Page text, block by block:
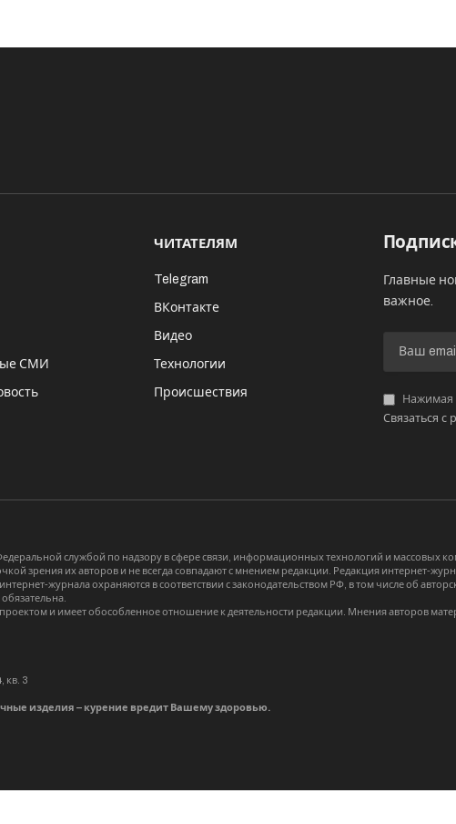
СМИ
ЧИТАТЕЛЯМ
Telegram
ВКонтакте
Видео
Технологии
Происшествия
Главные
важное.
Нажимая
Связаться с
службой по надзору в сфере связи, информационных технологий и массовых
зрения их авторов и не всегда совпадают с мнением редакции. Редакция интернет-
журнала охраняются в соответствии с законодательством РФ, в том числе об
обязательна.
и имеет обособленное отношение к деятельности редакции. Мнения авторов
кв. 3
изделия – курение вредит Вашему здоровью.